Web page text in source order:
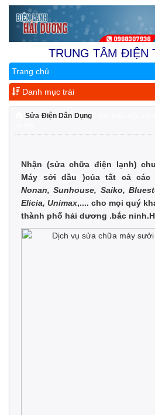
TRUNG TÂM ĐIỆN
Địa Chỉ 1:Nhà
Trang chủ
Danh mục trái
Sửa Điện Dân Dụng/ Sửa chữa bếp sởi
Nhận (sửa chữa điện lạnh)
Máy sởi dầu )của tất cả các
Nonan, Sunhouse, Saiko,
Elicia, Unimax,.... cho mọi quý
thành phố hải dương .bắc